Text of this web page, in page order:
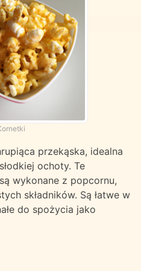
przekąska, idealna
ochoty. Te
wykonane z popcornu,
składników. Są łatwe w
do spożycia jako